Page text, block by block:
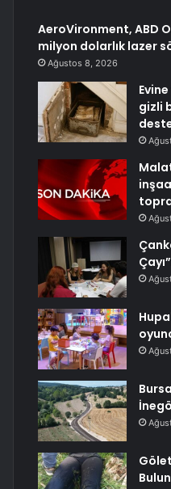
AeroVironment, ABD
milyon dolarlık lazer
Ağustos 8, 2026
gizli